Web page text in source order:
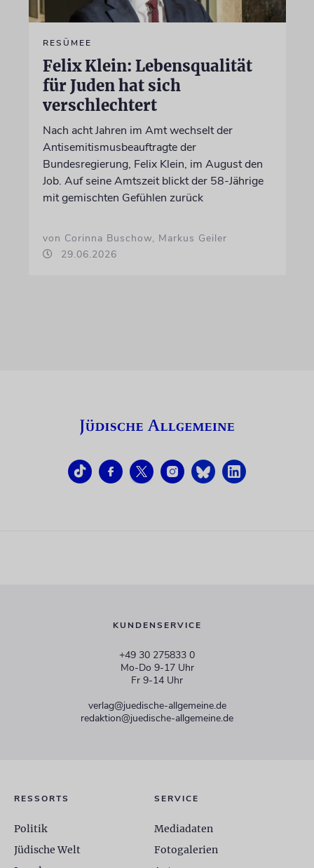
RESÜMEE
Felix Klein: Lebensqualität
für Juden hat sich
verschlechtert
Nach acht Jahren im Amt wechselt der
Antisemitismusbeauftragte der
Bundesregierung, Felix Klein, im August den
Job. Auf seine Amtszeit blickt der 58-Jährige
mit gemischten Gefühlen zurück
von Corinna Buschow, Markus Geiler
29.06.2026
KUNDENSERVICE
+49 30 275833 0
Mo-Do 9-17 Uhr
Fr 9-14 Uhr
verlag@juedische-allgemeine.de
redaktion@juedische-allgemeine.de
RESSORTS
Politik
Jüdische Welt
SERVICE
Mediadaten
Fotogalerien